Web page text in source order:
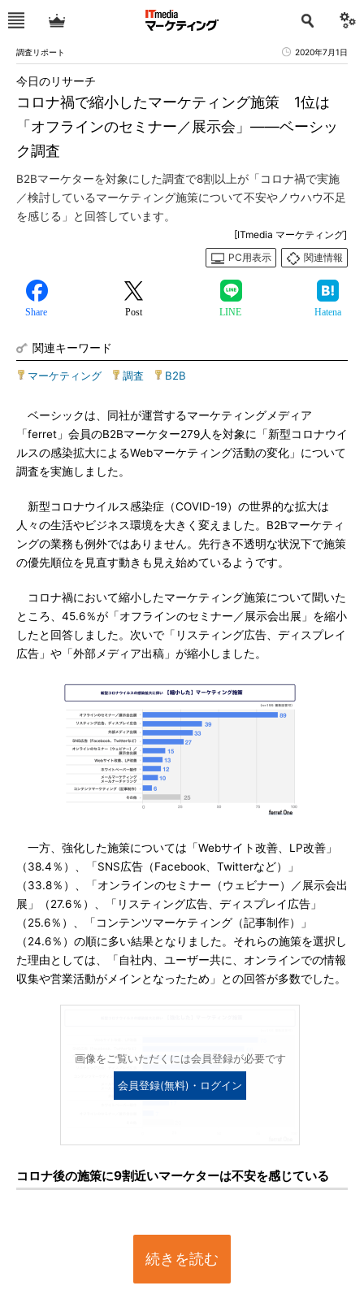
調査リポート 2020年7月1日
コロナ禍で縮小したマーケティング施策 1位は
「オフラインのセミナー／展示会」――ベーシッ
ク調査
今日のリサーチ
B2Bマーケターを対象にした調査で8割以上が「コロナ禍で実施
／検討しているマーケティング施策について不安やノウハウ不足
を感じる」と回答しています。
[ITmedia マーケティング]
PC用表示
関連情報
Share Post LINE Hatena
関連キーワード
マーケティング 調査 B2B
ベーシックは、同社が運営するマーケティングメディア
「ferret」会員のB2Bマーケター279人を対象に「新型コロナウイ
ルスの感染拡大によるWebマーケティング活動の変化」について
調査を実施しました。
新型コロナウイルス感染症（COVID-19）の世界的な拡大は
人々の生活やビジネス環境を大きく変えました。B2Bマーケティ
ングの業務も例外ではありません。先行き不透明な状況下で施策
の優先順位を見直す動きも見え始めているようです。
コロナ禍において縮小したマーケティング施策について聞いた
ところ、45.6％が「オフラインのセミナー／展示会出展」を縮小
したと回答しました。次いで「リスティング広告、ディスプレイ
広告」や「外部メディア出稿」が縮小しました。
一方、強化した施策については「Webサイト改善、LP改善」
（38.4％）、「SNS広告（Facebook、Twitterなど）」
（33.8％）、「オンラインのセミナー（ウェビナー）／展示会出
展」（27.6％）、「リスティング広告、ディスプレイ広告」
（25.6％）、「コンテンツマーケティング（記事制作）」
（24.6％）の順に多い結果となりました。それらの施策を選択し
た理由としては、「自社内、ユーザー共に、オンラインでの情報
収集や営業活動がメインとなったため」との回答が多数でした。
画像をご覧いただくには会員登録が必要です
会員登録(無料)・ログイン
コロナ後の施策に9割近いマーケターは不安を感じている
続きを読む